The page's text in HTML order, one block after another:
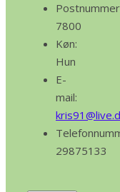
7800
Køn:
Hun
E-
mail:
29875133